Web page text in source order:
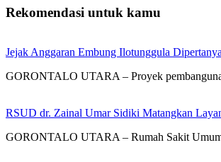
Rekomendasi untuk kamu
Jejak Anggaran Embung Ilotunggula
GORONTALO UTARA – Proyek
RSUD dr. Zainal Umar Sidiki Matangkan
GORONTALO UTARA – Rumah Sakit